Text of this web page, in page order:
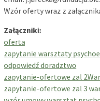
Wzór oferty wraz z
Załączniki:
oferta
zapytanie warsztaty
odpowiedź doradztwo
zapytanie-ofertowe zal
zapytanie-ofertowe zal 3